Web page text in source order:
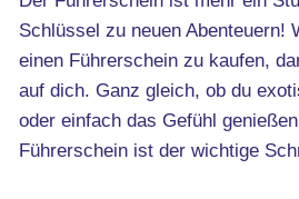
Schlüssel zu neuen Abenteuern!
einen Führerschein zu kaufen,
auf dich. Ganz gleich, ob du
oder einfach das Gefühl
Führerschein ist der wichtige